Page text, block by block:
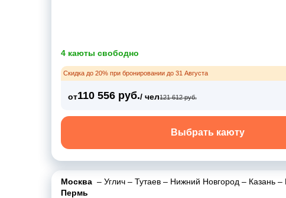
4 каюты свободно
Скидка до 20% при бронировании до 31 Августа
от110 556 руб./ чел121 612 руб.
Выбрать каюту
Москва – Углич – Тутаев – Нижний Новгород – Казань –
Пермь